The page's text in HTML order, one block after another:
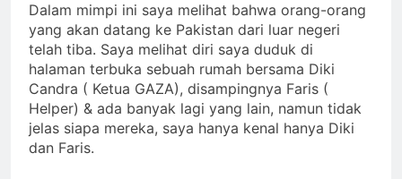
Dalam mimpi ini saya melihat bahwa orang-orang
yang akan datang ke Pakistan dari luar negeri
telah tiba. Saya melihat diri saya duduk di
halaman terbuka sebuah rumah bersama Diki
Candra ( Ketua GAZA), disampingnya Faris (
Helper) & ada banyak lagi yang lain, namun tidak
jelas siapa mereka, saya hanya kenal hanya Diki
dan Faris.